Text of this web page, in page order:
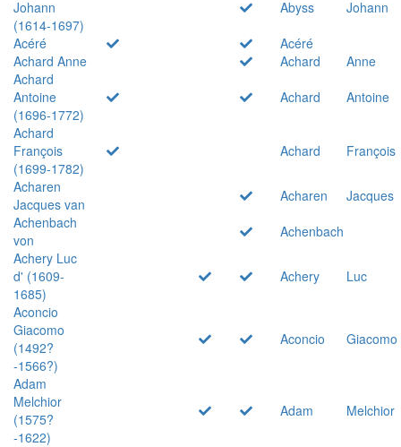
Johann
(1614-1697)
Abyss
Johann
Acéré
Acéré
Achard Anne
Achard
Anne
Achard
Antoine
(1696-1772)
Achard
Antoine
Achard
François
(1699-1782)
Achard
François
Acharen
Jacques van
Acharen
Jacques
Achenbach
von
Achenbach
Achery Luc
d' (1609-
1685)
Achery
Luc
Aconcio
Giacomo
(1492?
-1566?)
Aconcio Giacomo
Adam
Melchior
(1575?
-1622)
Adam Melchior